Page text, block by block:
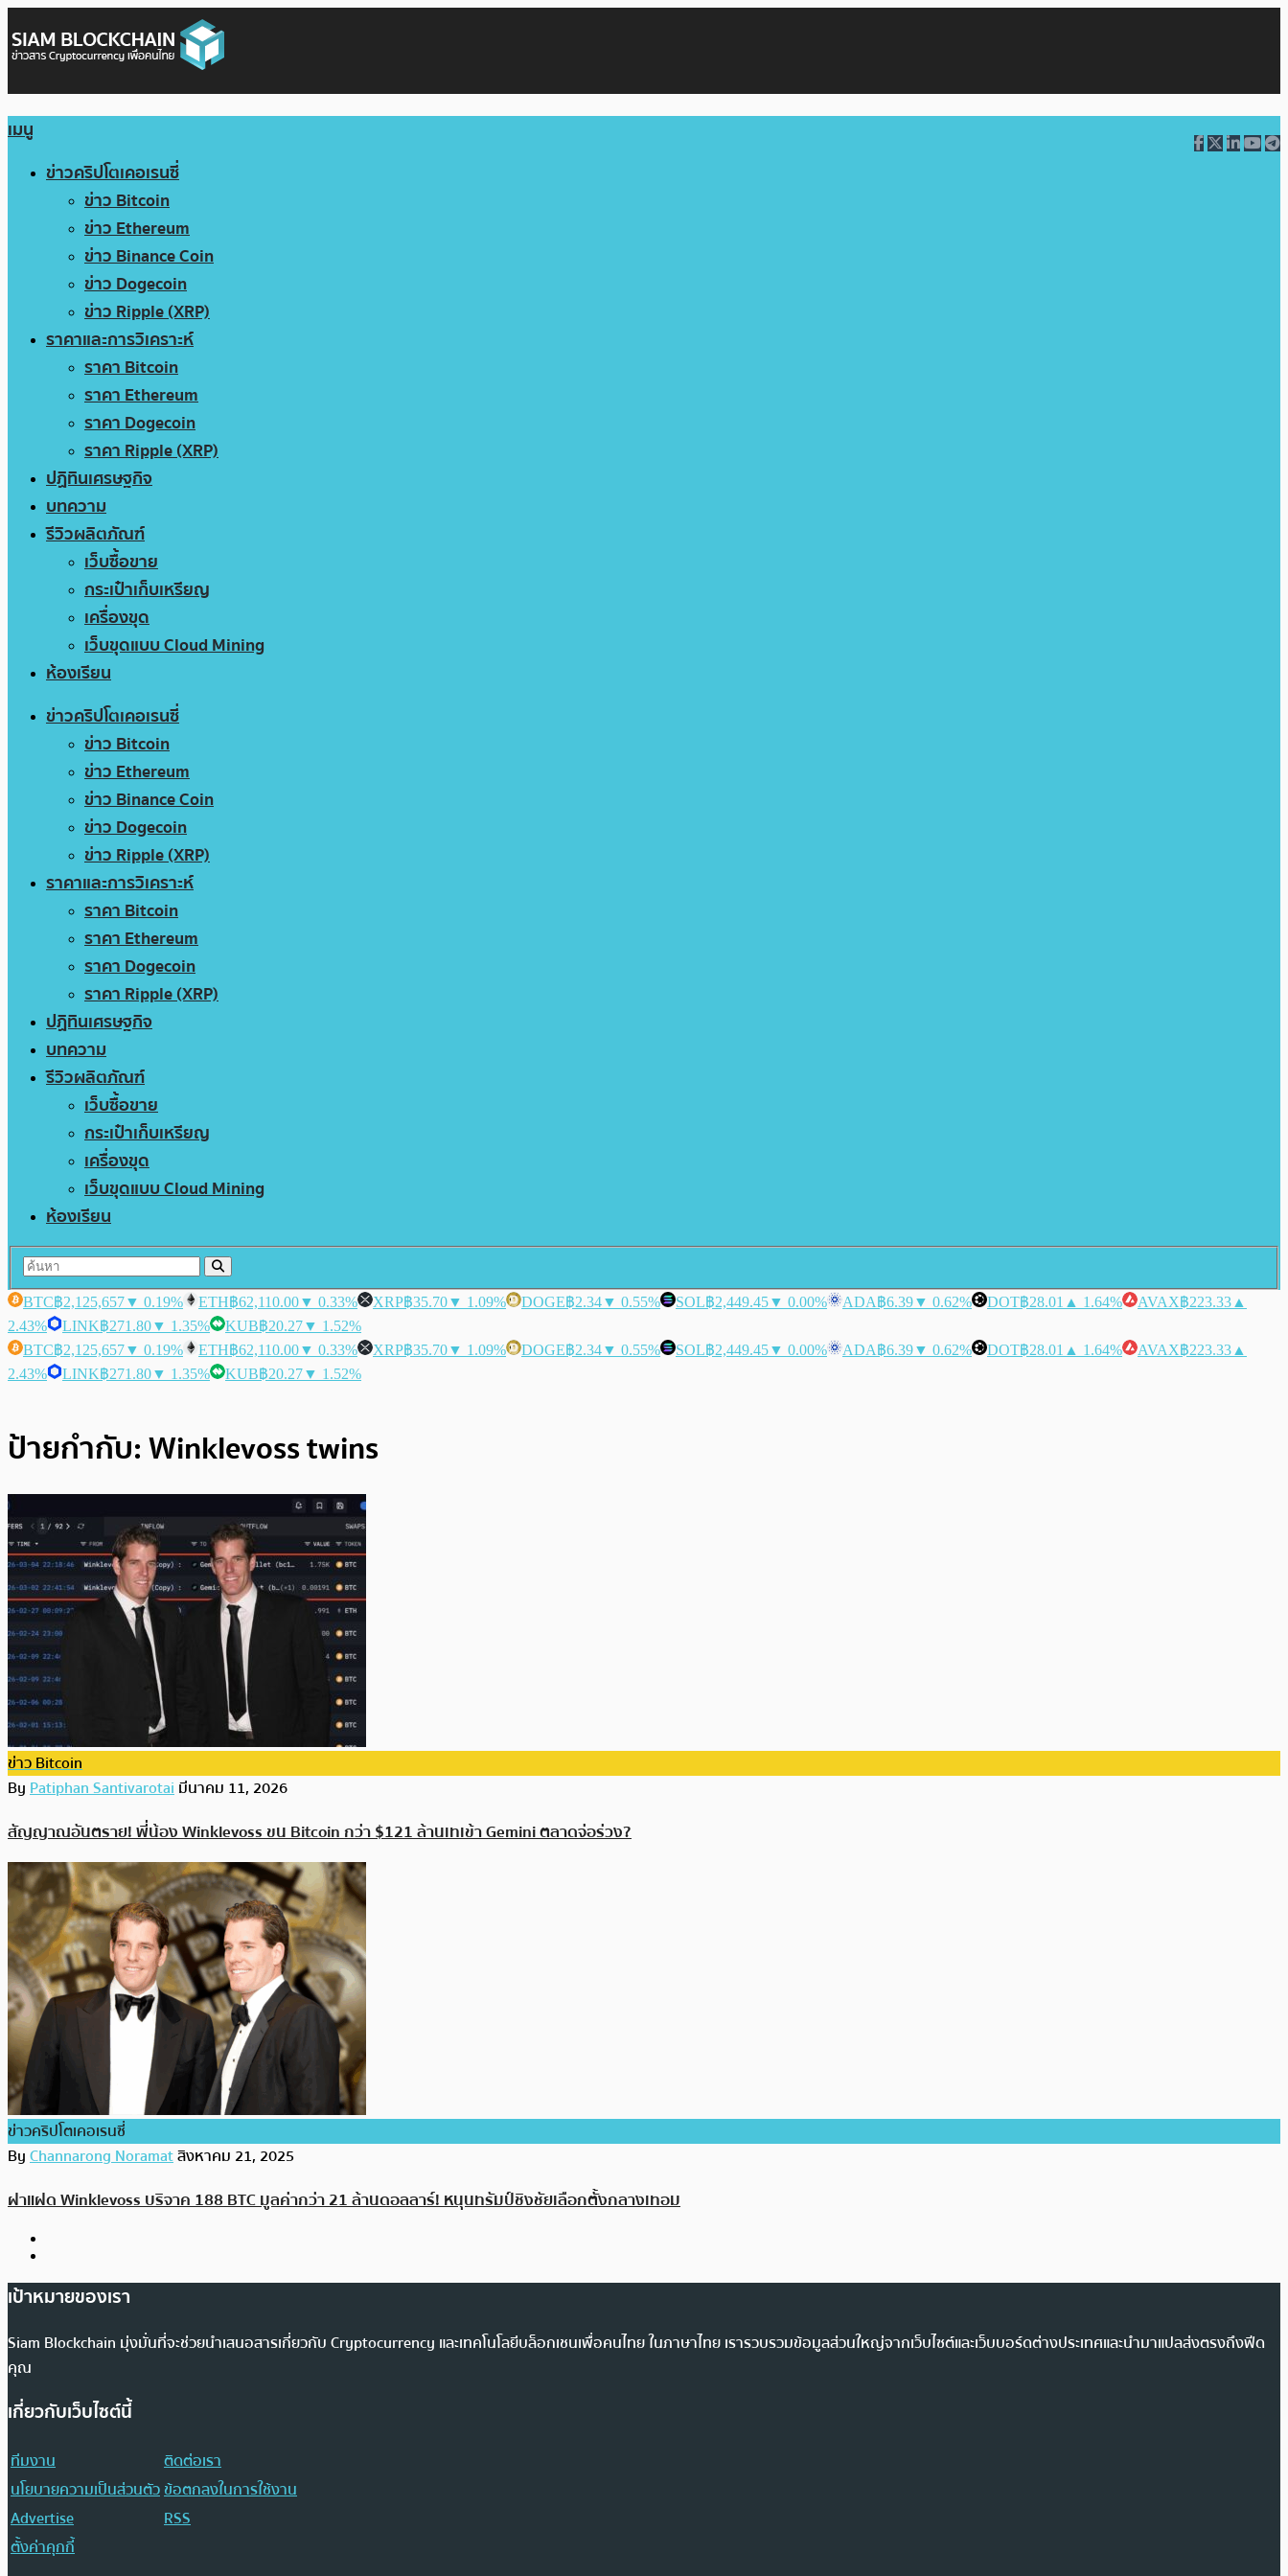
เมนู
ข่าวคริปโตเคอเรนซี่
ข่าว Bitcoin
ข่าว Ethereum
ข่าว Binance Coin
ข่าว Dogecoin
ข่าว Ripple (XRP)
ราคาและการวิเคราะห์
ราคา Bitcoin
ราคา Ethereum
ราคา Dogecoin
ราคา Ripple (XRP)
ปฏิทินเศรษฐกิจ
บทความ
รีวิวผลิตภัณฑ์
เว็บซื้อขาย
กระเป๋าเก็บเหรียญ
เครื่องขุด
เว็บขุดแบบ Cloud Mining
ห้องเรียน
ข่าวคริปโตเคอเรนซี่
ข่าว Bitcoin
ข่าว Ethereum
ข่าว Binance Coin
ข่าว Dogecoin
ข่าว Ripple (XRP)
ราคาและการวิเคราะห์
ราคา Bitcoin
ราคา Ethereum
ราคา Dogecoin
ราคา Ripple (XRP)
ปฏิทินเศรษฐกิจ
บทความ
รีวิวผลิตภัณฑ์
เว็บซื้อขาย
กระเป๋าเก็บเหรียญ
เครื่องขุด
เว็บขุดแบบ Cloud Mining
ห้องเรียน
BTC฿2,125,657▼ 0.19% ETH฿62,110.00▼ 0.33% XRP฿35.70▼ 1.09% DOGE฿2.34▼ 0.55% SOL฿2,449.45▼ 0.00% ADA฿6.39▼ 0.62% DOT฿28.01 ▲ 1.64% AVAX฿223.33 ▲
2.43%
LINK฿271.80▼ 1.35% KUB฿20.27▼ 1.52%
BTC฿2,125,657▼ 0.19% ETH฿62,110.00▼ 0.33% XRP฿35.70▼ 1.09% DOGE฿2.34▼ 0.55% SOL฿2,449.45▼ 0.00% ADA฿6.39▼ 0.62% DOT฿28.01 ▲ 1.64% AVAX฿223.33 ▲
2.43%
LINK฿271.80▼ 1.35% KUB฿20.27▼ 1.52%
ป้ายกำกับ:Winklevoss twins
ข่าว Bitcoin
ByPatiphan Santivarotaiมีนาคม 11, 2026
สัญญาณอันตราย! พี่น้อง Winklevoss ขน Bitcoin กว่า $121 ล้านเทเข้า Gemini ตลาดจ่อร่วง?
ข่าวคริปโตเคอเรนซี่
ByChannarong Noramatสิงหาคม 21, 2025
ฝาแฝด Winklevoss บริจาค 188 BTC มูลค่ากว่า 21 ล้านดอลลาร์! หนุนทรัมป์ชิงชัยเลือกตั้งกลางเทอม
เป้าหมายของเรา
Siam Blockchain มุ่งมั่นที่จะช่วยนำเสนอสารเกี่ยวกับ Cryptocurrency และเทคโนโลยีบล็อกเชนเพื่อคนไทย ในภาษาไทย เรารวบรวมข้อมูลส่วนใหญ่จากเว็บไซต์และเว็บบอร์ดต่างประเทศและนำมาแปลส่งตรงถึงฟีด
คุณ
เกี่ยวกับเว็บไซต์นี้
ทีมงาน
ติดต่อเรา
นโยบายความเป็นส่วนตัวข้อตกลงในการใช้งาน
Advertise
RSS
ตั้งค่าคุกกี้